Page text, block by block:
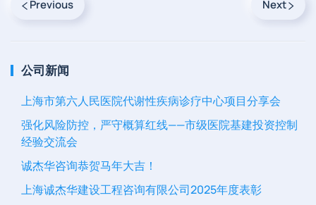
Previous Next
公司新闻
上海市第六人民医院代谢性疾病诊疗中心项目分享会
强化风险防控，严守概算红线——市级医院基建投资控制
经验交流会
诚杰华咨询恭贺马年大吉！
上海诚杰华建设工程咨询有限公司2025年度表彰